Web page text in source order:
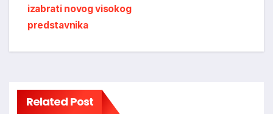
izabrati novog visokog
predstavnika
Related Post